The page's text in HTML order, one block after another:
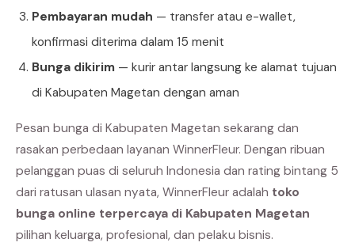
Pembayaran mudah — transfer atau e-wallet,
konfirmasi diterima dalam 15 menit
Bunga dikirim — kurir antar langsung ke alamat tujuan
di Kabupaten Magetan dengan aman
Pesan bunga di Kabupaten Magetan sekarang dan
rasakan perbedaan layanan WinnerFleur. Dengan ribuan
pelanggan puas di seluruh Indonesia dan rating bintang 5
dari ratusan ulasan nyata, WinnerFleur adalah toko
bunga online terpercaya di Kabupaten Magetan
pilihan keluarga, profesional, dan pelaku bisnis.